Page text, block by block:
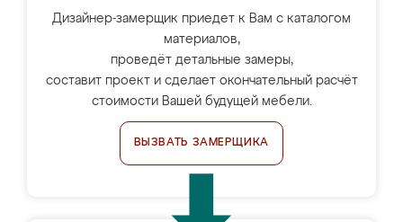
Дизайнер-замерщик приедет к Вам с каталогом
материалов,
проведёт детальные замеры,
составит проект и сделает окончательный расчёт
стоимости Вашей будущей мебели.
ВЫЗВАТЬ ЗАМЕРЩИКА